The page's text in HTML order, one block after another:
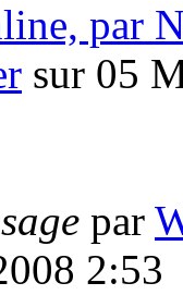
par
sur 05
par
2:53